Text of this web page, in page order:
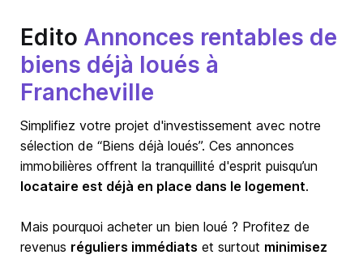
Edito Annonces rentables de
biens déjà loués à
Francheville
Simplifiez votre projet d'investissement avec notre
sélection de “Biens déjà loués”. Ces annonces
immobilières offrent la tranquillité d'esprit puisqu’un
locataire est déjà en place dans le logement.
Mais pourquoi acheter un bien loué ? Profitez de
revenus réguliers immédiats et surtout minimisez